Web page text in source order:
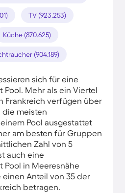
TV (923.253)
Küche (870.625)
(904.189)
sich für eine
Mehr als ein Viertel
Frankreich verfügen über
die meisten
Pool ausgestattet
am besten für Gruppen
Zahl von 5
auch eine
Pool in Meeresnähe
Anteil von 35 der
betragen.